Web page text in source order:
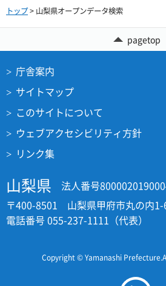
トップ> 山梨県オープンデータ検索
pagetop
庁舎案内
サイトマップ
このサイトについて
ウェブアクセシビリティ方針
リンク集
山梨県
法人番号
〒400-8501 山梨県甲府市丸の内1-
電話番号 055-237-1111（代表）
Copyright © Yamanashi